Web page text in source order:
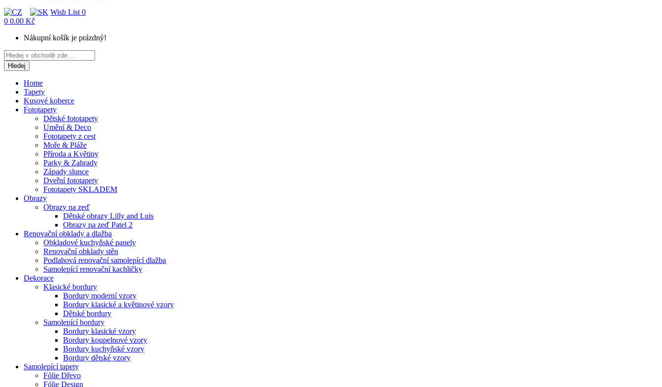
Wish List 0
0 0.00 Kč
Nákupní košík je prázdný!
Hledej
Home
Tapety
Kusové koberce
Fototapety
Dětské fototapety
Umění & Deco
Fototapety z cest
Moře & Pláže
Příroda a Květiny
Parky & Zahrady
Západy slunce
Dveřní fototapety
Fototapety SKLADEM
Obrazy
Obrazy na zeď
Dětské obrazy Lilly and Luis
Obrazy na zeď Patel 2
Renovační obklady a dlažba
Obkladové kuchyňské panely
Renovační obklady stěn
Podlahová renovační samolepící dlažba
Samolepící renovační kachličky
Dekorace
Klasické bordury
Bordury moderní vzory
Bordury klasické a květinové vzory
Dětské bordury
Samolepící bordury
Bordury klasické vzory
Bordury koupelnové vzory
Bordury kuchyňské vzory
Bordury dětské vzory
Samolepící tapety
Fólie Dřevo
Fólie Design